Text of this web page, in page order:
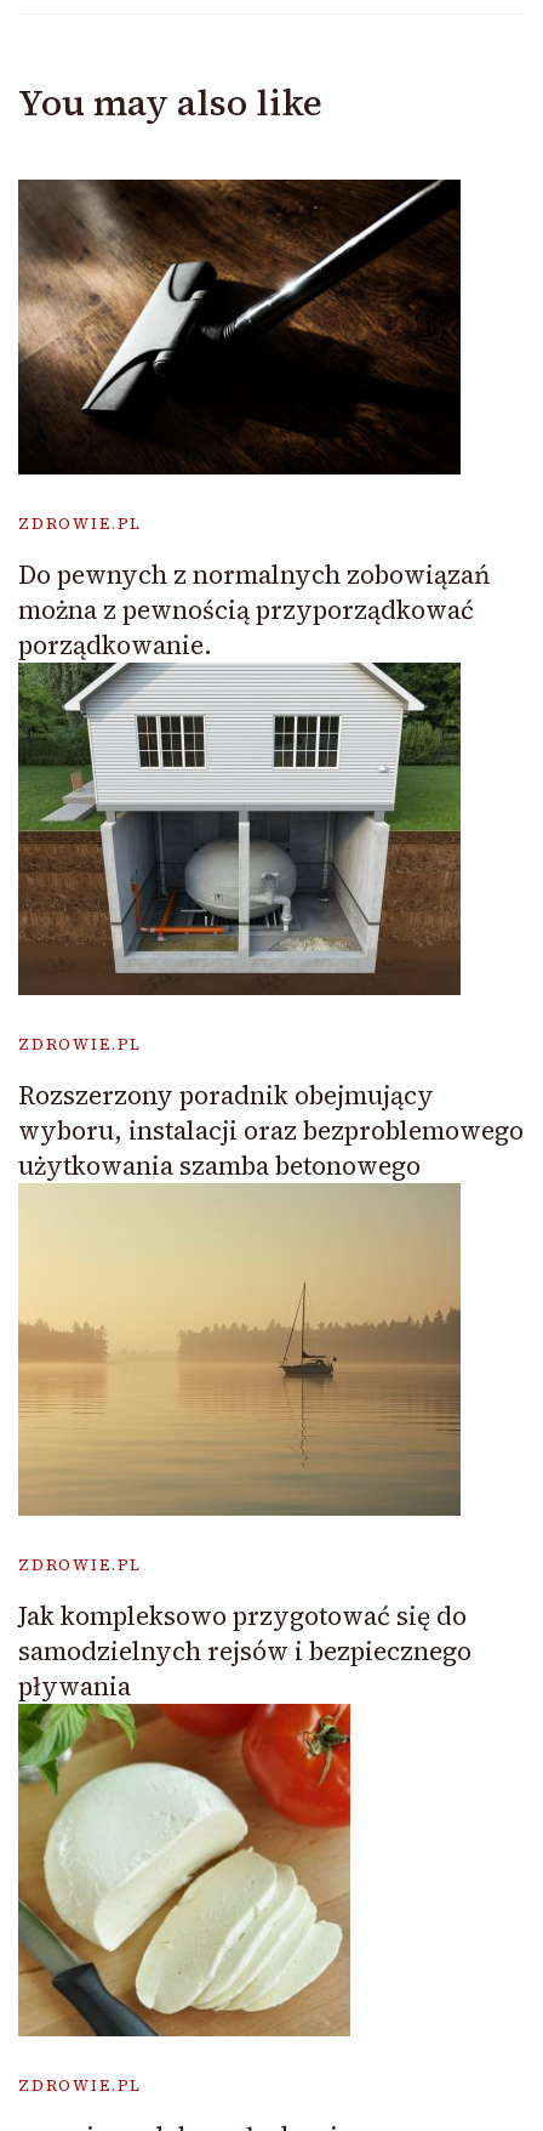
You may also like
ZDROWIE.PL
Do pewnych z normalnych zobowiązań
można z pewnością przyporządkować
porządkowanie.
ZDROWIE.PL
Rozszerzony poradnik obejmujący
wyboru, instalacji oraz bezproblemowego
użytkowania szamba betonowego
ZDROWIE.PL
Jak kompleksowo przygotować się do
samodzielnych rejsów i bezpiecznego
pływania
ZDROWIE.PL